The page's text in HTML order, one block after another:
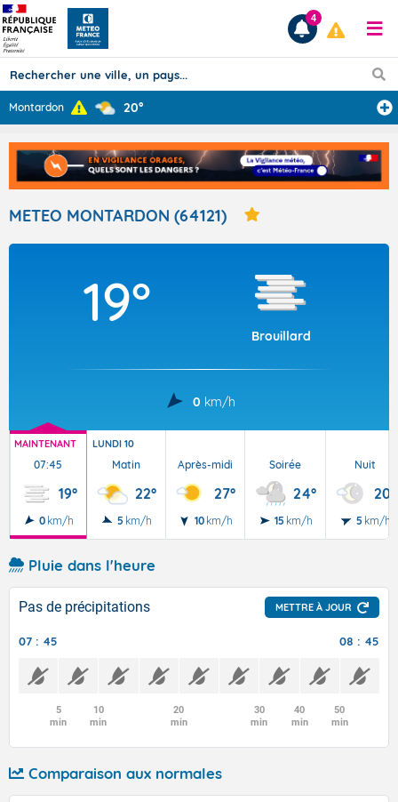
Prévisions
TOUS LES RÉSULTATS
Articles
4
Montardon 20°
METEO MONTARDON (64121)
19°
Brouillard
0 km/h
MAINTENANT
07:45
19°
0 km/h
LUNDI 10
Matin
22°
5 km/h
Après-midi
27°
10 km/h
Soirée
24°
15 km/h
Nuit
20°
5 km/h
Pluie dans l'heure
Pas de précipitations METTRE À JOUR
07 : 45 08 : 45
5
min
10
min
20
min
30
min
40
min
50
min
Comparaison aux normales